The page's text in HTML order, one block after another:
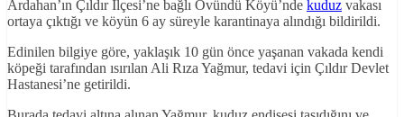
Ardahan’ın Çıldır İlçesi’ne bağlı Övündü Köyü’nde kuduz vakası
ortaya çıktığı ve köyün 6 ay süreyle karantinaya alındığı bildirildi.
Edinilen bilgiye göre, yaklaşık 10 gün önce yaşanan vakada kendi
köpeği tarafından ısırılan Ali Rıza Yağmur, tedavi için Çıldır Devlet
Hastanesi’ne getirildi.